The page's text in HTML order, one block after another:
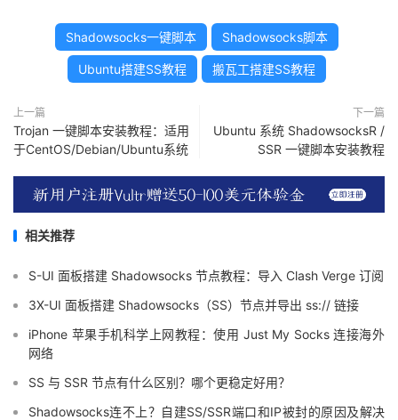
Shadowsocks一键脚本 Shadowsocks脚本
Ubuntu搭建SS教程 搬瓦工搭建SS教程
上一篇
Trojan 一键脚本安装教程：适用
于CentOS/Debian/Ubuntu系统
下一篇
Ubuntu 系统 ShadowsocksR /
SSR 一键脚本安装教程
相关推荐
S-UI 面板搭建 Shadowsocks 节点教程：导入 Clash Verge 订阅
3X-UI 面板搭建 Shadowsocks（SS）节点并导出 ss:// 链接
iPhone 苹果手机科学上网教程：使用 Just My Socks 连接海外
网络
SS 与 SSR 节点有什么区别？哪个更稳定好用？
Shadowsocks连不上？自建SS/SSR端口和IP被封的原因及解决